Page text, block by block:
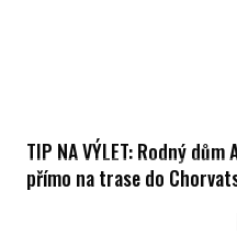
TIP NA VÝLET: Rodný
přímo na trase do